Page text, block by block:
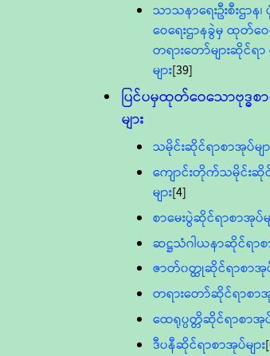
သာသနာရေးဦးစီးဌာ
ဝေရေးဌာနခွဲမှ ထုတ်ဝေ
တရားတော်များဆိုင်ရ
များ[39]
ပြင်ပမှထုတ်ဝေသောဗုဒ္ဓစ
များ
သမိုင်းဆိုင်ရာစာအုပ်မျာ
ကျောင်းတိုက်သမိုင်းဆို
များ[4]
စာမေးပွဲဆိုင်ရာစာအုပ်မ
ဆဋ္ဌသံဂါယနာဆိုင်ရာစ
ဇာတ်၀တ္ထုဆိုင်ရာစာအုပ်
တရားတော်ဆိုင်ရာစာအု
ထေရုပ္ပတ္တိဆိုင်ရာစာအုပ်
ဒီပနီဆိုင်ရာစာအုပ်များ